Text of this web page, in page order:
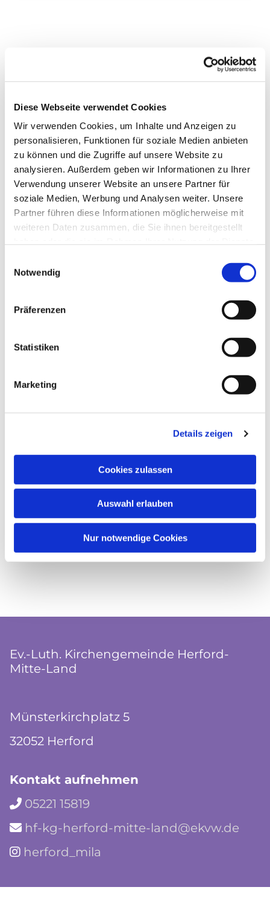
Diese Webseite verwendet Cookies
Wir verwenden Cookies, um Inhalte und Anzeigen zu
personalisieren, Funktionen für soziale Medien anbieten
zu können und die Zugriffe auf unsere Website zu
analysieren. Außerdem geben wir Informationen zu Ihrer
Verwendung unserer Website an unsere Partner für
soziale Medien, Werbung und Analysen weiter. Unsere
Partner führen diese Informationen möglicherweise mit
weiteren Daten zusammen, die Sie ihnen bereitgestellt
Notwendig
Präferenzen
Statistiken
Marketing
Details zeigen
Cookies zulassen
Auswahl erlauben
Nur notwendige Cookies
Dies könnte Sie auch
Ev.-Luth. Kirchengemeinde Herford-
Mitte-Land
Münsterkirchplatz 5
32052 Herford
Kontakt aufnehmen
 05221 15819
 hf-kg-herford-mitte-land@ekvw.de
 herford_mila